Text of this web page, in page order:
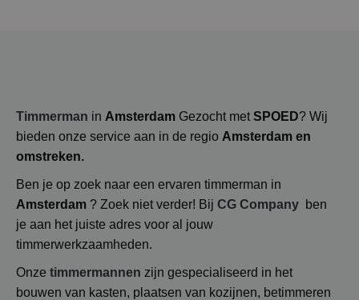
Timmerman in Amsterdam Gezocht metSPOED? Wij
bieden onze service aan in de regio Amsterdam en
omstreken.
Ben je op zoek naar een ervaren timmerman in
Amsterdam ? Zoek niet verder! Bij CG Company ben
je aan het juiste adres voor al jouw
timmerwerkzaamheden.
Onze timmermannen zijn gespecialiseerd in het
bouwen van kasten, plaatsen van kozijnen, betimmeren